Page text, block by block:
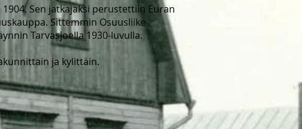
Sen jatkajaksi perustettiin Euran
Sittemmin Osuusliike
Tarvasjoella 1930-luvulla.
ja kylittäin.